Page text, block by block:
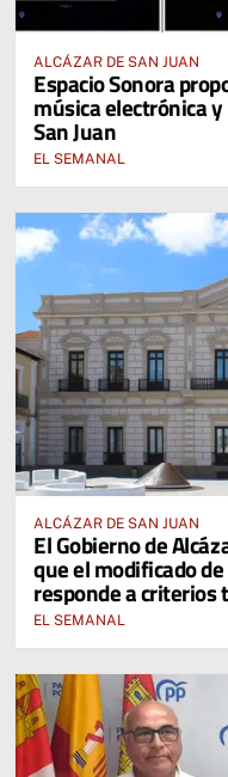
ALCÁZAR DE SAN JUAN
Espacio Sonora
música electrónica
San Juan
EL SEMANAL
ALCÁZAR DE SAN JUAN
El Gobierno de
que el modificado
responde a criterios
EL SEMANAL